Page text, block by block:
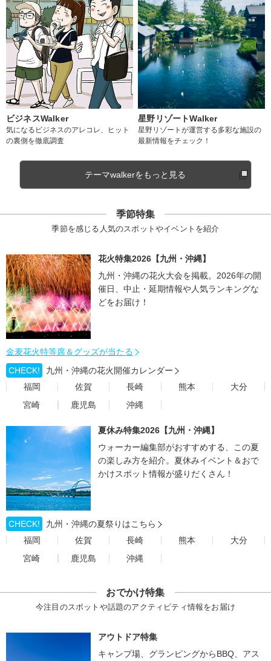
ビジネスWalker
気になるビジネスのアレコレ、ヒット
の裏側を徹底調査
星野リゾートWalker
星野リゾートが運営する多彩な施設の
最新情報をチェック！
テーマwalkerをもっと見る
季節特集
季節を感じる人気のスポットやイベントを紹介
花火特集2026【九州・沖縄】
九州・沖縄の花火大会を掲載。2026年の開
催日、中止・延期情報や人気ランキングな
どをお届け！
金麦花火特等席＆グッズが当たる
CHECK!
九州・沖縄の花火開催カレンダー
福岡
佐賀 長崎 熊本
大分
宮崎
鹿児島 沖縄
夏休み特集2026【九州・沖縄】
ウォーカー編集部がおすすめする、この夏
の楽しみ方を紹介。夏休みイベント＆おで
かけスポット情報が盛りだくさん！
CHECK!
九州・沖縄の夏祭りはこちら
福岡
佐賀 長崎 熊本
大分
宮崎
鹿児島 沖縄
おでかけ特集
今注目のスポットや話題のアクティビティ情報をお届け
アウトドア特集
キャンプ場、グランピングからBBQ、アス